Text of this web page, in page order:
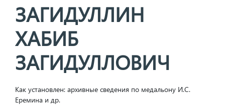
ЗАГИДУЛЛИН
ХАБИБ
ЗАГИДУЛЛОВИЧ
Как установлен: архивные сведения по медальону И.С.
Еремина и др.